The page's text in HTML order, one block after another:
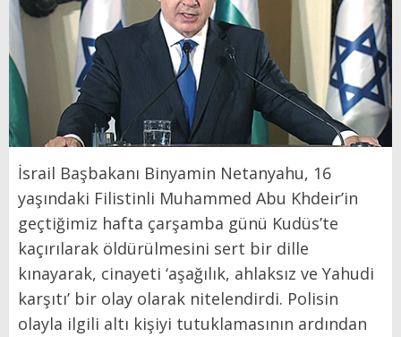
İsrail Başbakanı Binyamin Netanyahu, 16
yaşındaki Filistinli Muhammed Abu Khdeir’in
geçtiğimiz hafta çarşamba günü Kudüs’te
kaçırılarak öldürülmesini sert bir dille
kınayarak, cinayeti ‘aşağılık, ahlaksız ve Yahudi
karşıtı’ bir olay olarak nitelendirdi. Polisin
olayla ilgili altı kişiyi tutuklamasının ardından